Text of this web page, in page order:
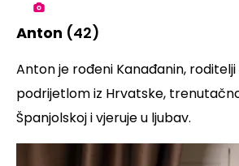
Anton (42)
Anton je rođeni Kanađanin, roditelji
podrijetlom iz Hrvatske,
Španjolskoj i vjeruje u ljubav.